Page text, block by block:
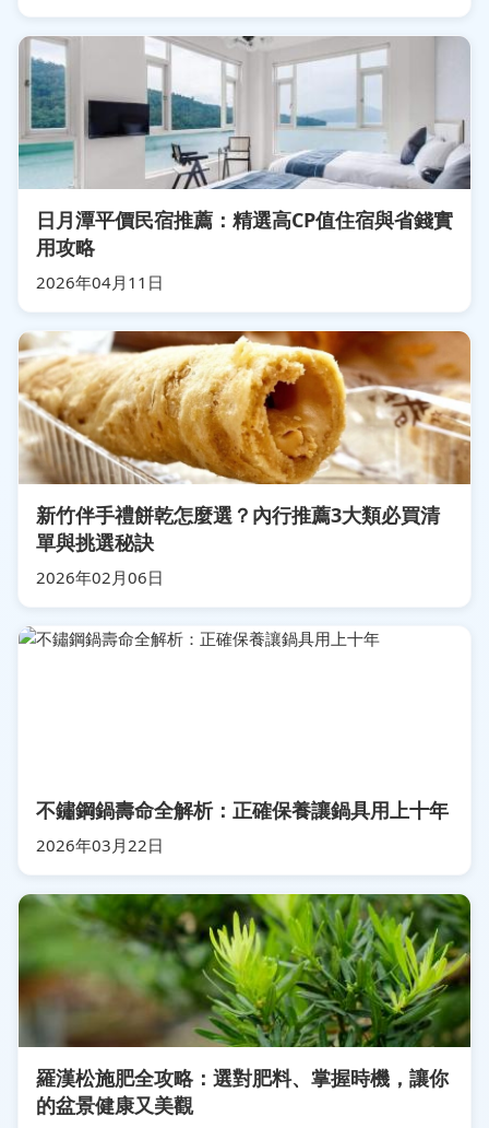
日月潭平價民宿推薦：精選高CP值住宿與省錢實
用攻略
2026年04月11日
新竹伴手禮餅乾怎麼選？內行推薦3大類必買清
單與挑選秘訣
2026年02月06日
不鏽鋼鍋壽命全解析：正確保養讓鍋具用上十年
2026年03月22日
羅漢松施肥全攻略：選對肥料、掌握時機，讓你
的盆景健康又美觀